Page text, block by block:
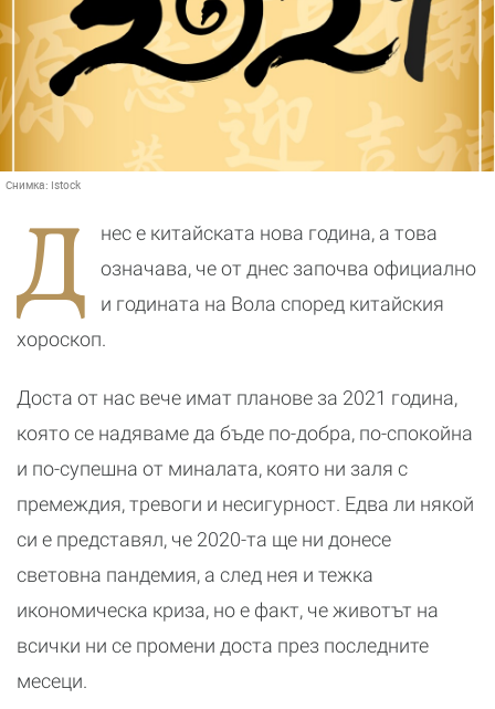
Снимка: Istock
Д
нес е китайската нова година, а това
означава, че от днес започва официално
и годината на Вола според китайския
хороскоп.
Доста от нас вече имат планове за 2021 година,
която се надяваме да бъде по-добра, по-спокойна
и по-супешна от миналата, която ни заля с
премеждия, тревоги и несигурност. Едва ли някой
си е представял, че 2020-та ще ни донесе
световна пандемия, а след нея и тежка
икономическа криза, но е факт, че животът на
всички ни се промени доста през последните
месеци.